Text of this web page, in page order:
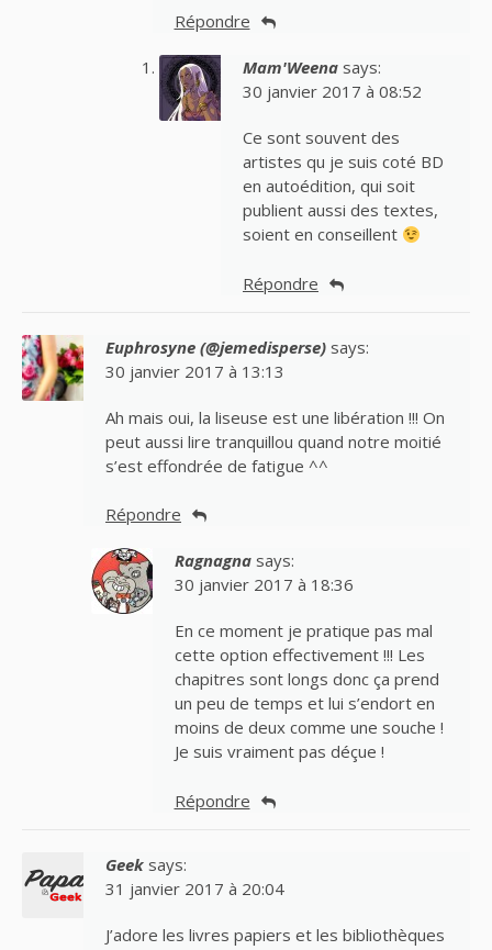
Répondre
Mam'Weena says:
30 janvier 2017 à 08:52
Ce sont souvent des
artistes qu je suis coté BD
en autoédition, qui soit
publient aussi des textes,
soient en conseillent
Répondre
Euphrosyne (@jemedisperse) says:
30 janvier 2017 à 13:13
Ah mais oui, la liseuse est une libération !!! On
peut aussi lire tranquillou quand notre moitié
s’est effondrée de fatigue ^^
Répondre
Ragnagna says:
30 janvier 2017 à 18:36
En ce moment je pratique pas mal
cette option effectivement !!! Les
chapitres sont longs donc ça prend
un peu de temps et lui s’endort en
moins de deux comme une souche !
Je suis vraiment pas déçue !
Répondre
Geek says:
31 janvier 2017 à 20:04
J’adore les livres papiers et les bibliothèques